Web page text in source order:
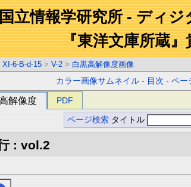
立情報学研究所 - ディ
『東洋文庫所蔵
XI-6-B-d-15 > V-2 > 白黒高解像度画像
カラー画像サムネイル - 目次 -ペー
解像度 PDF
ページ検索 タイトル
: vol.2